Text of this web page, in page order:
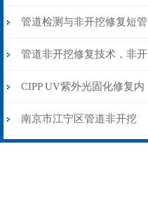
法，高效无创
管道检测与非开挖修复短管
置换内衬修复
管道非开挖修复技术，非开
挖方式下的创新解决方案
CIPP UV紫外光固化修复内
衬管道非开挖修复优势
南京市江宁区管道非开挖